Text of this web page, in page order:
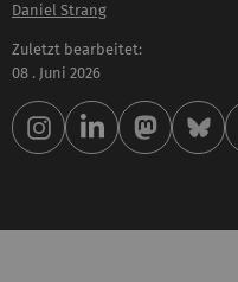
Daniel Strang
Zuletzt bearbeitet:
08 . Juni 2026